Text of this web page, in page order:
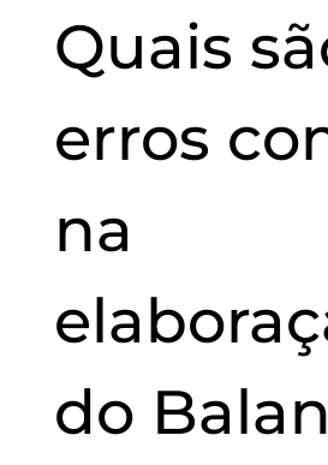
Quais
erros
na
do